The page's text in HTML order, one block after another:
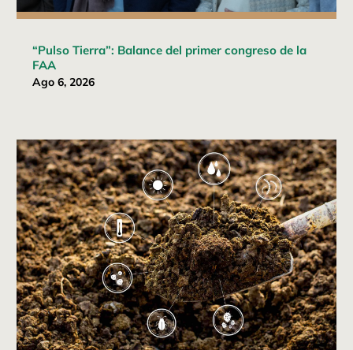
“Pulso Tierra”: Balance del primer congreso de la
FAA
Ago 6, 2026